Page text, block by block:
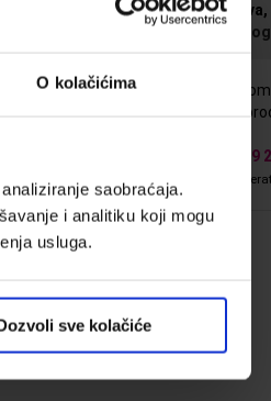
O kolačićima
saobraćaja.
i analitiku koji mogu
usluga.
sve kolačiće
Za ostvarivanje pogodnosti članstva,
potrebno je da se prijavite u vaš
pitanje u vezi sa ovim
ovog proizvoda u našim
011 22 59
poziva po standardnom cenovniku